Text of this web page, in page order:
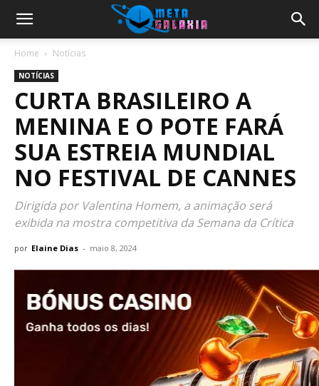
Home Notícias
NOTÍCIAS
CURTA BRASILEIRO A
MENINA E O POTE FARÁ
SUA ESTREIA MUNDIAL
NO FESTIVAL DE CANNES
Dirigida por Valentina Homem, a animação será
exibida na mostra competitiva da Semana da Crítica
por Elaine Dias - maio 8, 2024